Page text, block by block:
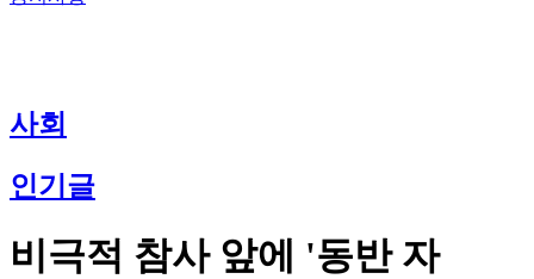
사회
인기글
비극적 참사 앞에 '동반 자